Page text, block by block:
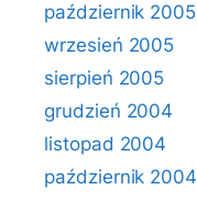
październik 2005
wrzesień 2005
sierpień 2005
grudzień 2004
listopad 2004
październik 2004